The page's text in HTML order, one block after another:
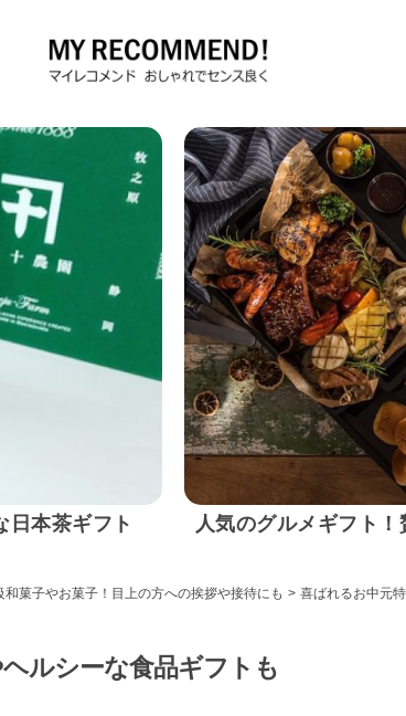
日本茶ギフト 人気のグルメギフト
和菓子やお菓子！目上の方への挨拶や接待にも > 喜ばれるお中元
ルシーな食品ギフトも